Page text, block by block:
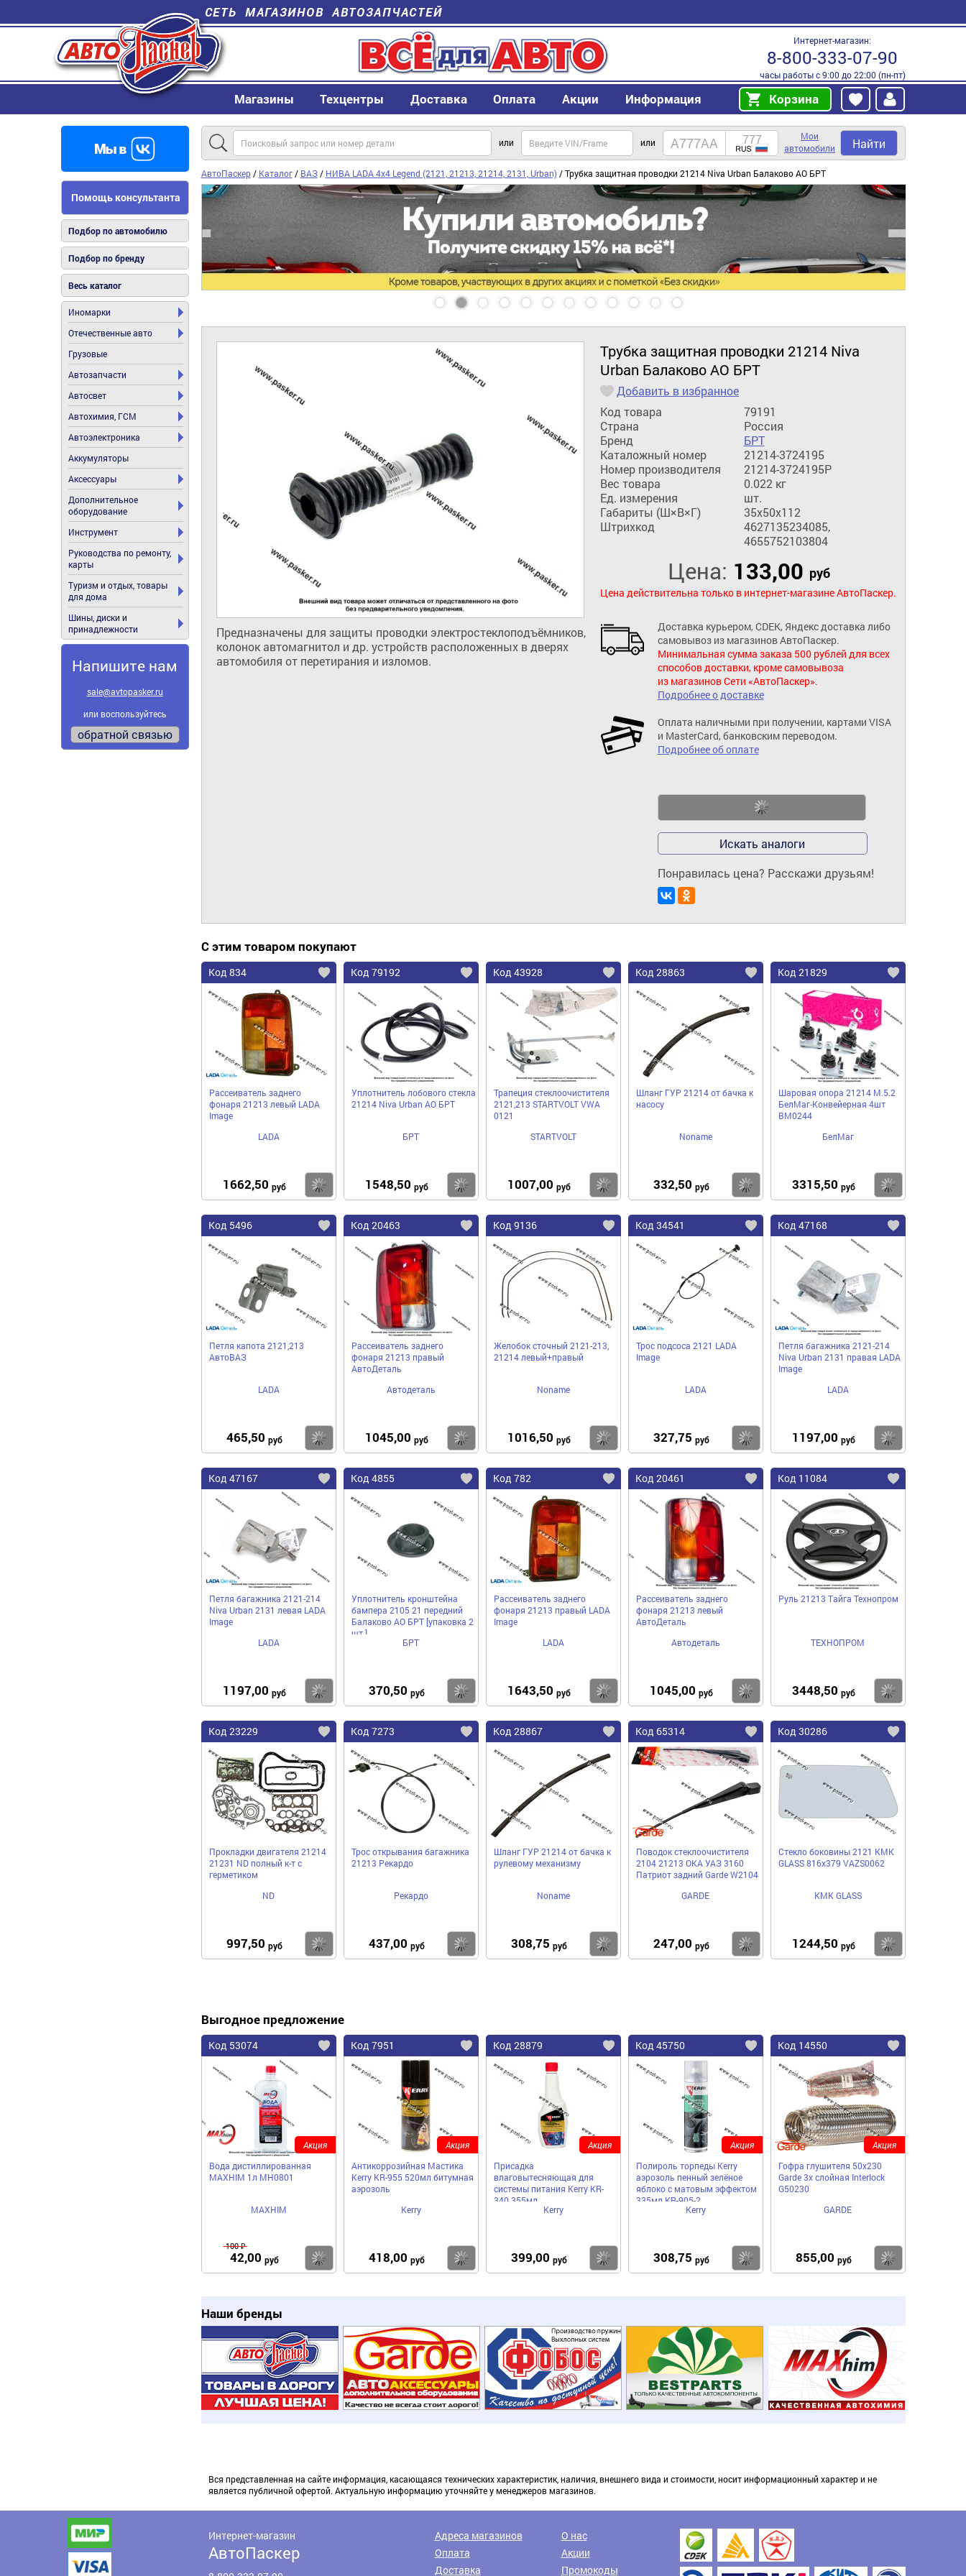
СЕТЬ МАГАЗИНОВ АВТОЗАПЧАСТЕЙ
Интернет-магазин:
8-800-333-07-90
часы работы с 9:00 до 22:00 (пн-пт)
Магазины Техцентры Доставка Оплата Акции Информация Корзина
Помощь консультанта
Подбор по автомобилю
Подбор по бренду
Весь каталог
Иномарки
Отечественные авто
Грузовые
Автозапчасти
Автосвет
Автохимия, ГСМ
Автоэлектроника
Аккумуляторы
Аксессуары
Дополнительное
оборудование
Инструмент
Руководства по ремонту,
карты
Туризм и отдых, товары
для дома
Шины, диски и
принадлежности
Напишите нам
sale@avtopasker.ru
или воспользуйтесь
обратной связью
или или
Мои
автомобили
Найти
АвтоПаскер/ Каталог/ ВАЗ/ НИВА LADA 4x4 Legend (2121, 21213, 21214, 2131, Urban)/ Трубка защитная проводки 21214 Niva Urban Балаково АО БРТ
Трубка защитная проводки 21214 Niva
Urban Балаково АО БРТ
Добавить в избранное
Код товара
79191
Страна
Россия
Бренд
БРТ
Каталожный номер
21214-3724195
Номер производителя
21214-3724195Р
Вес товара
0.022 кг
Ед. измерения
шт.
Габариты (Ш×В×Г)
35x50x112
Штрихкод
4627135234085,
4655752103804
Цена: 133,00 руб
Цена действительна только в интернет-магазине АвтоПаскер.
Доставка курьером, CDEK, Яндекс доставка либо
самовывоз из магазинов АвтоПаскер.
Минимальная сумма заказа 500 рублей для всех
способов доставки, кроме самовывоза
из магазинов Сети «АвтоПаскер».
Подробнее о доставке
Оплата наличными при получении, картами VISA
и MasterCard, банковским переводом.
Подробнее об оплате
Искать аналоги
Понравилась цена? Расскажи друзьям!
Предназначены для защиты проводки электростеклоподъёмников,
колонок автомагнитол и др. устройств расположенных в дверях
автомобиля от перетирания и изломов.
С этим товаром покупают
Код 834
Рассеиватель заднего
фонаря 21213 левый LADA
Image
LADA
1662,50 руб Купить
Код 79192
Уплотнитель лобового стекла
21214 Niva Urban АО БРТ
БРТ
1548,50 руб Купить
Код 43928
Трапеция стеклоочистителя
2121,213 STARTVOLT VWA
0121
STARTVOLT
1007,00 руб Купить
Код 28863
Шланг ГУР 21214 от бачка к
насосу
Noname
332,50 руб Купить
Код 21829
Шаровая опора 21214 М.5.2
БелМаг-Конвейерная 4шт
BM0244
БелМаг
3315,50 руб
Код 5496
Петля капота 2121,213
АвтоВАЗ
LADA
465,50 руб Купить
Код 20463
Рассеиватель заднего
фонаря 21213 правый
АвтоДеталь
Автодеталь
1045,00 руб Купить
Код 9136
Желобок сточный 2121-213,
21214 левый+правый
Noname
1016,50 руб Купить
Код 34541
Трос подсоса 2121 LADA
Image
LADA
327,75 руб Купить
Код 47168
Петля багажника 2121-214
Niva Urban 2131 правая LADA
Image
LADA
1197,00 руб
Код 47167
Петля багажника 2121-214
Niva Urban 2131 левая LADA
Image
LADA
1197,00 руб Купить
Код 4855
Уплотнитель кронштейна
бампера 2105 21 передний
Балаково АО БРТ [упаковка 2
шт.]
БРТ
370,50 руб Купить
Код 782
Рассеиватель заднего
фонаря 21213 правый LADA
Image
LADA
1643,50 руб Купить
Код 20461
Рассеиватель заднего
фонаря 21213 левый
АвтоДеталь
Автодеталь
1045,00 руб Купить
Код 11084
Руль 21213 Тайга Технопром
ТЕХНОПРОМ
3448,50 руб
Код 23229
Прокладки двигателя 21214
21231 ND полный к-т с
герметиком
ND
997,50 руб Купить
Код 7273
Трос открывания багажника
21213 Рекардо
Рекардо
437,00 руб Купить
Код 28867
Шланг ГУР 21214 от бачка к
рулевому механизму
Noname
308,75 руб Купить
Код 65314
Поводок стеклоочистителя
2104 21213 ОКА УАЗ 3160
Патриот задний Garde W2104
GARDE
247,00 руб Купить
Код 30286
Стекло боковины 2121 КМК
GLASS 816х379 VAZS0062
КМК GLASS
1244,50 руб
Выгодное предложение
Код 53074
Вода дистиллированная
MAXHIM 1л MH0801
MAXHIM
100 ₽
42,00 руб Купить
Акция
Код 7951
Антикоррозийная Мастика
Kerry KR-955 520мл битумная
аэрозоль
Kerry
418,00 руб Купить
Акция
Код 28879
Присадка
влаговытесняющая для
системы питания Kerry KR-
340 355мл
Kerry
399,00 руб Купить
Акция
Код 45750
Полироль торпеды Kerry
аэрозоль пенный зелёное
яблоко с матовым эффектом
335мл KR-905-2
Kerry
308,75 руб Купить
Акция
Код 14550
Гофра глушителя 50x230
Garde 3х слойная Interloсk
G50230
GARDE
855,00 руб
Акция
Наши бренды
Вся представленная на сайте информация, касающаяся технических характеристик, наличия, внешнего вида и стоимости, носит информационный характер и не
является публичной офертой. Актуальную информацию уточняйте у менеджеров магазинов.
Интернет-магазин
АвтоПаскер
Адреса магазинов
О нас
Оплата
Акции
Доставка
Промокоды
Доставка транспортными компаниями